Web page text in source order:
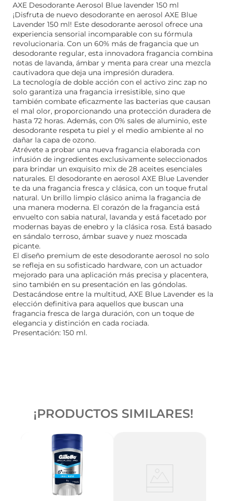
AXE Desodorante Aerosol Blue lavender 150 ml
¡Disfruta de nuevo desodorante en aerosol AXE Blue
Lavender 150 ml! Este desodorante aerosol ofrece una
experiencia sensorial incomparable con su fórmula
revolucionaria. Con un 60% más de fragancia que un
desodorante regular, esta innovadora fragancia combina
notas de lavanda, ámbar y menta para crear una mezcla
cautivadora que deja una impresión duradera.
La tecnología de doble acción con el activo zinc zap no
solo garantiza una fragancia irresistible, sino que
también combate eficazmente las bacterias que causan
el mal olor, proporcionando una protección duradera de
hasta 72 horas. Además, con 0% sales de aluminio, este
desodorante respeta tu piel y el medio ambiente al no
dañar la capa de ozono.
Atrévete a probar una nueva fragancia elaborada con
infusión de ingredientes exclusivamente seleccionados
para brindar un exquisito mix de 28 aceites esenciales
naturales. El desodorante en aerosol AXE Blue Lavender
te da una fragancia fresca y clásica, con un toque frutal
natural. Un brillo limpio clásico anima la fragancia de
una manera moderna. El corazón de la fragancia está
envuelto con sabia natural, lavanda y está facetado por
modernas bayas de enebro y la clásica rosa. Está basado
en sándalo terroso, ámbar suave y nuez moscada
picante.
El diseño premium de este desodorante aerosol no solo
se refleja en su sofisticado hardware, con un actuador
mejorado para una aplicación más precisa y placentera,
sino también en su presentación en las góndolas.
Destacándose entre la multitud, AXE Blue Lavender es la
elección definitiva para aquellos que buscan una
fragancia fresca de larga duración, con un toque de
elegancia y distinción en cada rociada.
Presentación: 150 ml.
¡PRODUCTOS SIMILARES!